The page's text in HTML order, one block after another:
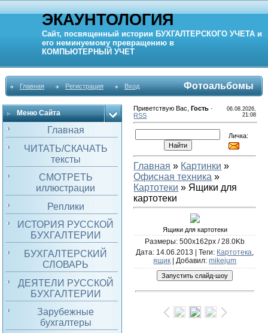
ЭКАУНТОЛОГИЯ
Сайт, посвященный истории БУХГАЛТЕРСКОГО УЧЕТА и
его неминуемому превращению в
КОМПЬЮТЕРНЫЙ УЧЕТ
Главная Регистрация Вход Фотоальбомы
Меню Сайта
Главная
ЧИТАТЬ/СКАЧАТЬ
тексты
СМОТРЕТЬ
иллюстрации
Реплики
ИСТОРИЯ РУССКОЙ
БУХГАЛТЕРИИ
БУХГАЛТЕРСКИЙ
СЛОВАРЬ
ДЕЯТЕЛИ РУССКОЙ
БУХГАЛТЕРИИ
Зарубежные
бухгалтеры
Приветствую Вас ,Гость ·
RSS
06.08.2026,
21:08
Личка:
Главная » Картинки »
Офисная техника »
Картотеки » Ящики для
картотеки
Ящики для картотеки
Размеры: 500x162px / 28.0Kb
Дата: 14.06.2013 |Теги: Картотека,
ящик |Добавил:mikejum